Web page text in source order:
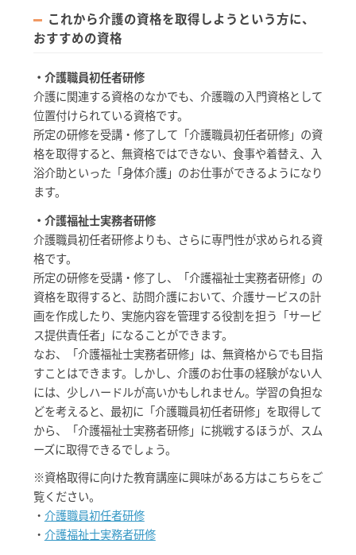
これから介護の資格を取得しようという方に、
おすすめの資格
・介護職員初任者研修
介護に関連する資格のなかでも、介護職の入門資格として
位置付けられている資格です。
所定の研修を受講・修了して「介護職員初任者研修」の資
格を取得すると、無資格ではできない、食事や着替え、入
浴介助といった「身体介護」のお仕事ができるようになり
ます。
・介護福祉士実務者研修
介護職員初任者研修よりも、さらに専門性が求められる資
格です。
所定の研修を受講・修了し、「介護福祉士実務者研修」の
資格を取得すると、訪問介護において、介護サービスの計
画を作成したり、実施内容を管理する役割を担う「サービ
ス提供責任者」になることができます。
なお、「介護福祉士実務者研修」は、無資格からでも目指
すことはできます。しかし、介護のお仕事の経験がない人
には、少しハードルが高いかもしれません。学習の負担な
どを考えると、最初に「介護職員初任者研修」を取得して
から、「介護福祉士実務者研修」に挑戦するほうが、スム
ーズに取得できるでしょう。
※資格取得に向けた教育講座に興味がある方はこちらをご
覧ください。
・ 介護職員初任者研修
・ 介護福祉士実務者研修